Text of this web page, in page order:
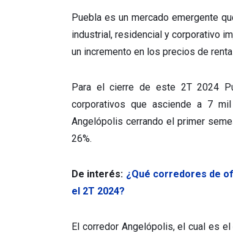
Puebla es un mercado emergente
industrial, residencial y corporativo
un incremento en los precios de
Para el cierre de este 2T 2024
corporativos que asciende a 7
Angelópolis cerrando el primer
26%.
De interés: ¿Qué corredores de
el 2T 2024?
El corredor Angelópolis, el cual es